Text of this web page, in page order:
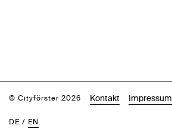
© Cityförster 2026 Kontakt Impressum
DE / EN